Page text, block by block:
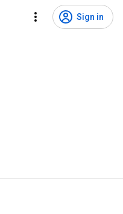
Sign in